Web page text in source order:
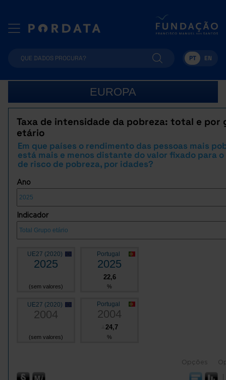
PT EN
EUROPA
Taxa de intensidade da pobreza: total e por
etário
Em que países o rendimento das pessoas mais
está mais e menos distante do valor fixado para
de risco de pobreza, por idades?
Ano
Indicador
UE27 (2020)
2025
(sem valores)
Portugal
2025
22,6
%
UE27 (2020)
2004
(sem valores)
Portugal
2004
24,7
%
Opções